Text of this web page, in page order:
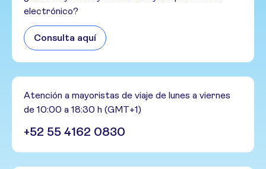
electrónico?
Consulta aquí
Atención a mayoristas de viaje de lunes a viernes
de 10:00 a 18:30 h (GMT+1)
+52 55 4162 0830